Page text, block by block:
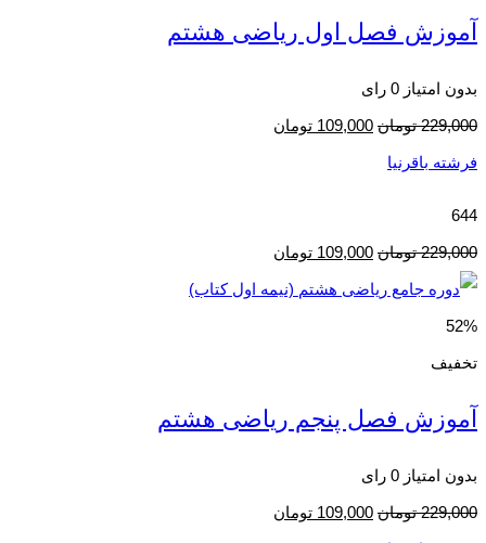
آموزش فصل اول ریاضی هشتم
بدون امتیاز 0 رای
229,000 تومان 109,000 تومان
فرشته باقرنیا
644
229,000 تومان 109,000 تومان
52%
تخفیف
آموزش فصل پنجم ریاضی هشتم
بدون امتیاز 0 رای
229,000 تومان 109,000 تومان